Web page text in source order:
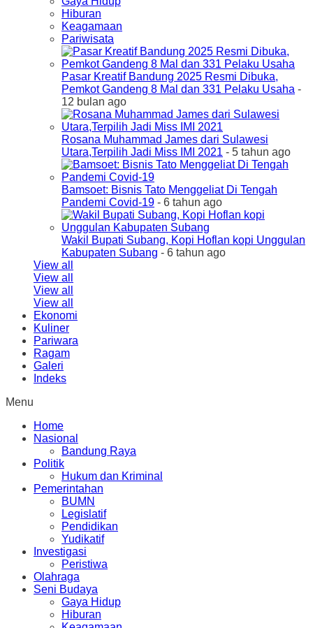
Hiburan
Keagamaan
Pariwisata
Pasar Kreatif Bandung 2025 Resmi Dibuka,
Pemkot Gandeng 8 Mal dan 331 Pelaku Usaha -
12 bulan ago
Rosana Muhammad James dari Sulawesi
Utara,Terpilih Jadi Miss IMI 2021 - 5 tahun ago
Bamsoet: Bisnis Tato Menggeliat Di Tengah
Pandemi Covid-19 - 6 tahun ago
Wakil Bupati Subang, Kopi Hoflan kopi Unggulan
Kabupaten Subang - 6 tahun ago
View all
View all
View all
View all
Ekonomi
Kuliner
Pariwara
Ragam
Galeri
Indeks
Menu
Home
Nasional
Bandung Raya
Politik
Hukum dan Kriminal
Pemerintahan
BUMN
Legislatif
Pendidikan
Yudikatif
Investigasi
Peristiwa
Olahraga
Seni Budaya
Gaya Hidup
Hiburan